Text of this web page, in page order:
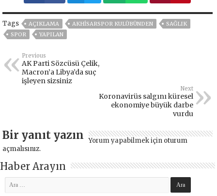
Tags AÇIKLAMA AKHISARSPOR KULÜBÜNDEN
SAĞLIK
SPOR
YAPILAN
Previous
AK Parti Sözcüsü Çelik,
Macron’a Libya’da suç
işleyen sizsiniz
Next
Koronavirüs salgını küresel
ekonomiye büyük darbe
vurdu
Bir yanıt yazın Yorum yapabilmek için oturum
açmalısınız.
Haber Arayın